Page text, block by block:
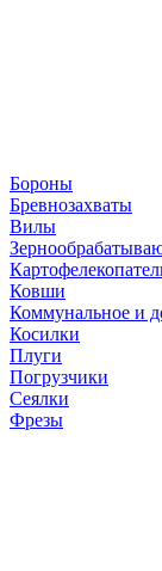
Бороны
Бревнозахваты
Вилы
Ковши
Коммунальное и
Косилки
Плуги
Погрузчики
Сеялки
Фрезы